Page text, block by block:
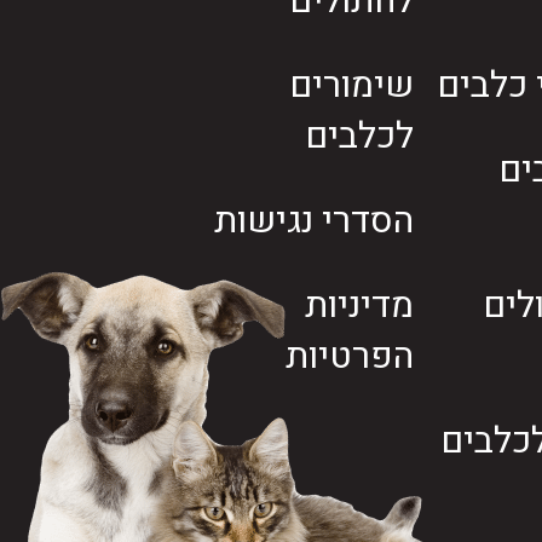
כלבים שימורים
לכלבים
הסדרי נגישות
מדיניות
הפרטיות